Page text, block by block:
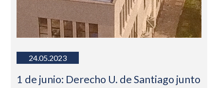
24.05.2023
1 de junio: Derecho U. de Santiago junto